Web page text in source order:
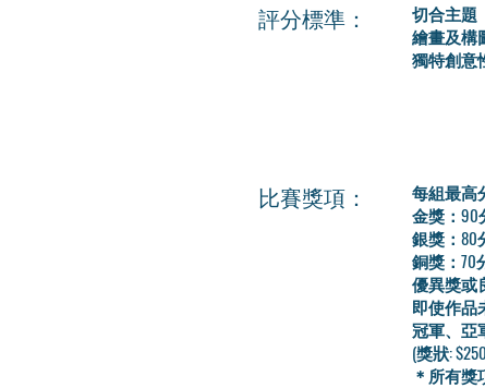
評分標準：
切合主題
繪畫及構
獨特創意
比賽獎項：
每組最高
金獎：90
銀獎：80
銅獎：70
優異獎或
即使作品
冠軍、亞
(獎狀:
＊所有